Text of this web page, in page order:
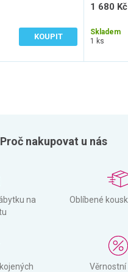
KOUPIT
1 680
Skladem
1 ks
Proč nakupovat u nás
na
Oblíbené
Věrnostní